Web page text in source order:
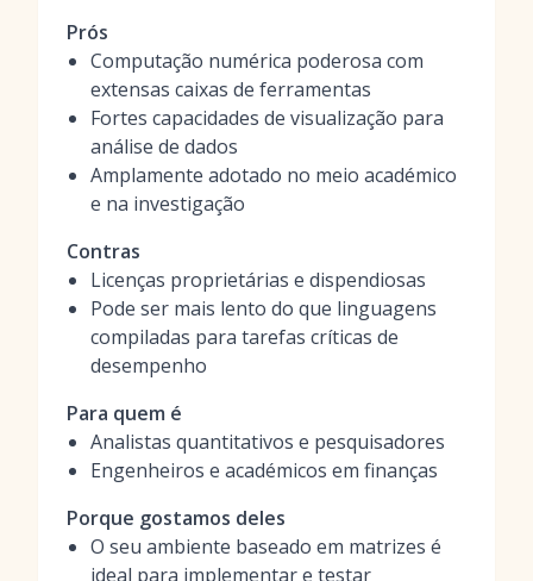
Prós
Computação numérica poderosa com
extensas caixas de ferramentas
Fortes capacidades de visualização para
análise de dados
Amplamente adotado no meio académico
e na investigação
Contras
Licenças proprietárias e dispendiosas
Pode ser mais lento do que linguagens
compiladas para tarefas críticas de
desempenho
Para quem é
Analistas quantitativos e pesquisadores
Engenheiros e académicos em finanças
Porque gostamos deles
O seu ambiente baseado em matrizes é
ideal para implementar e testar